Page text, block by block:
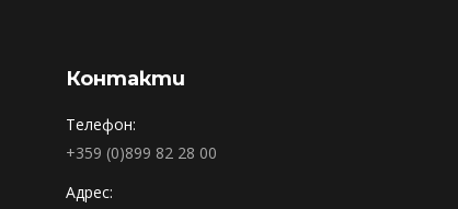
Контакти
Телефон:
+359 (0)899 82 28 00
Адрес: